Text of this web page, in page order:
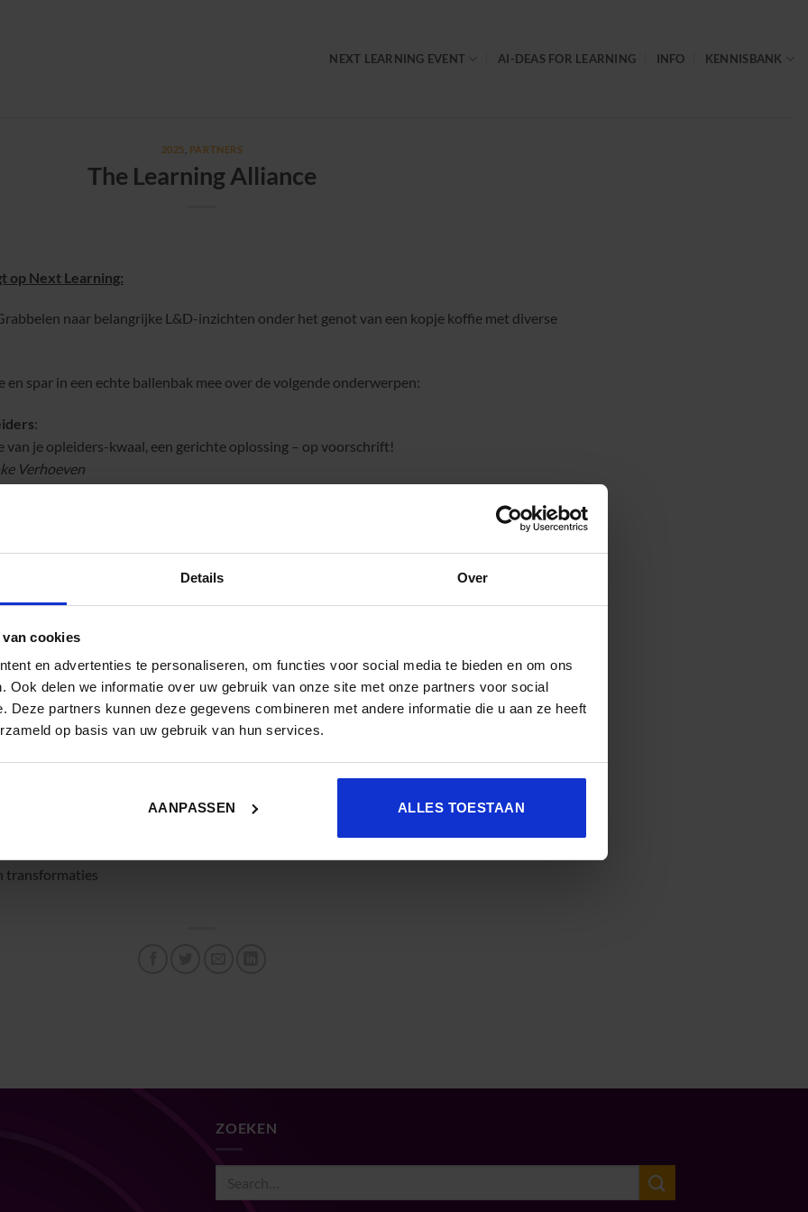
Details Over
cookies
en advertenties te personaliseren, om functies voor social media te bieden en om ons
Ook delen we informatie over uw gebruik van onze site met onze partners voor social
Deze partners kunnen deze gegevens combineren met andere informatie die u aan ze heeft
op basis van uw gebruik van hun services.
AANPASSEN ALLES TOESTAAN
NEXT LEARNING EVENT AI-DEAS FOR LEARNING INFO KENNISBANK
2025 PARTNERS
The Learning Alliance
op Next Learning:
naar belangrijke L&D-inzichten onder het genot van een kopje koffie met diverse
en spar in een echte ballenbak mee over de volgende onderwerpen:
:
van je opleiders-kwaal, een gerichte oplossing – op voorschrift!
Verhoeven
Effect met XR en AI in L&D
van leren
thema’s in het ballenbad
Pastoor
van leren
transformaties
ZOEKEN